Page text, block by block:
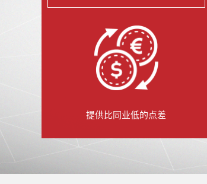
提供比同业低的点差